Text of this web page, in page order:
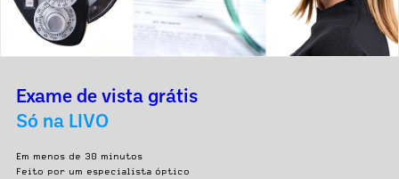
Exame de vista grátis
Só na LIVO
Em menos de 30 minutos
Feito por um especialista óptico